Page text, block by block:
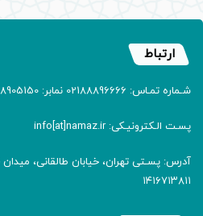
ارتباط
شـماره تمـاس: 02188896666 نمابر: 02188905150
پسـت الـکترونیـکی: info[at]namaz.ir
۱۴۱۶۷۱۳۸۱۱